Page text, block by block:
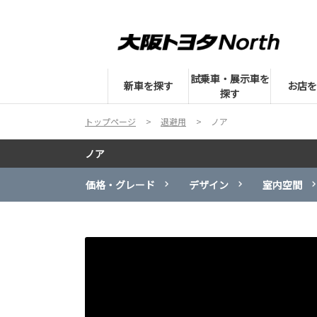
新車を探す
試乗車・展示車を
探す
お店
トップページ 退避用 ノア
ノア
価格・グレード デザイン 室内空間